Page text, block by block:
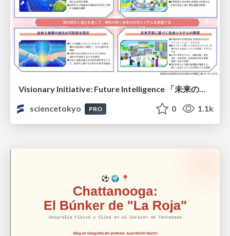
Visionary Initiative: Future Intelligence 「未来の知性と社会の礎を築く」｜Science Tokyo（東京科学大学）
sciencetokyo
PRO 0 1.1k